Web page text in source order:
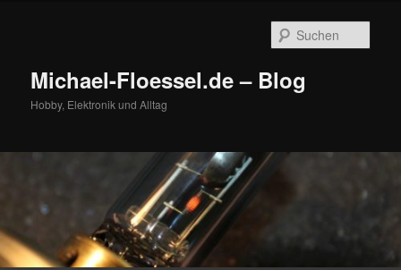
Michael-Floessel.de – Blog
Hobby, Elektronik und Alltag